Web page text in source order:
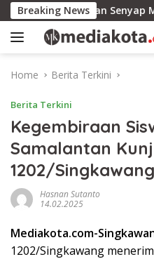
Skip
to
content
Breaking News
Peran Senyap Mayor
Home Berita Terkini
Berita Terkini
Kegembiraan
Samalantan
1202/
Hasnan Sutanto
14.02.2025
Mediakota.com-
1202/Singkawang